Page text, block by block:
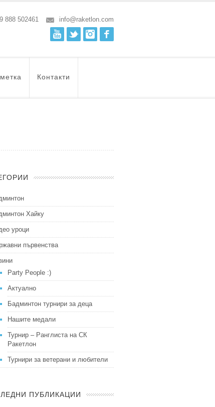
888 502461
info@raketlon.com
Instagram
Twitter
Youtube
Контакти
Хайку
уроци
първенства
Party People :)
Актуално
Бадминтон турнири за деца
Нашите медали
Турнир – Ранглиста на СК
Ракетлон
Турнири за ветерани и любители
ПУБЛИКАЦИИ